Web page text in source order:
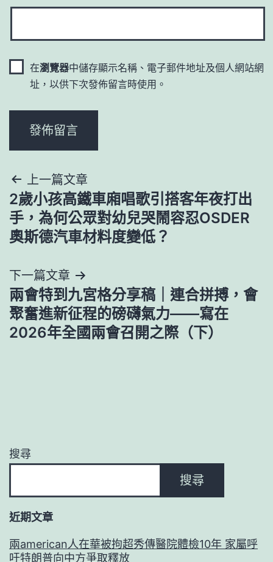
在瀏覽器中儲存顯示名稱、電子郵件地址及個人網站網
址，以供下次發佈留言時使用。
文
章
導
覽
上一篇文章
2歲小孩高鐵車廂唱歌引搭客年夜打出
手，為何公眾對幼兒哭鬧容忍OSDER
奧斯德汽車材料度變低？
下一篇文章
兩會特到九宮格分享稿｜連合拼搏，會
聚奮進新征程的磅礴氣力——寫在
2026年全國兩會召開之際（下）
搜尋
搜尋
近期文章
兩american人在華被拘超秀傳醫院體檢10年 家屬呼
吁特朗普向中方爭取釋放